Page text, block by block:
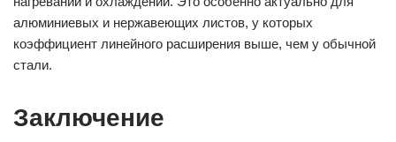
алюминиевых и нержавеющих листов, у которых
коэффициент линейного расширения выше, чем у обычной
стали.
Заключение